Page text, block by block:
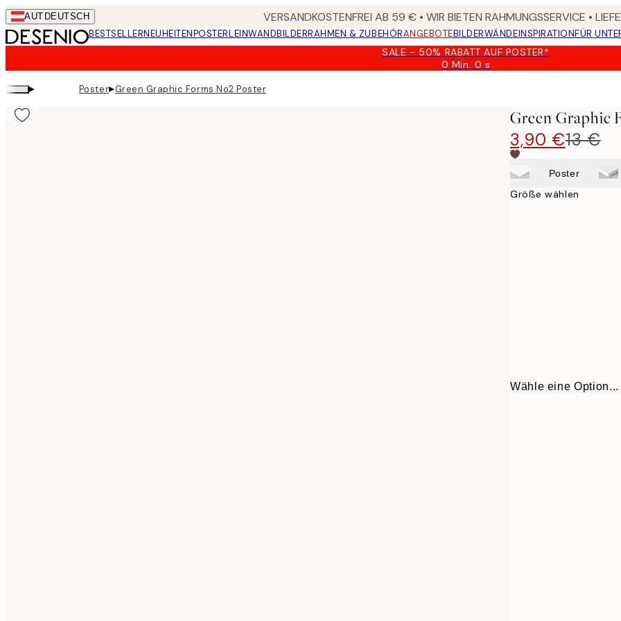
Skip
to
main
AUT DEUTSCH VERSANDKOSTENFREI AB 59 € • WIR BIETEN RAHMUNGSSERVICE •
BESTSELLERNEUHEITENPOSTERLEINWANDBILDERRAHMEN & ZUBEHÖRANGEBOTEBILDERWÄNDEINSPIRATIONFÜR
SALE - 50% RABATT AUF POSTER*
0 Min. 0 s
Gültig
▸ Poster▸Green Graphic Forms No2 Poster
Green Graphic
3,90 €13 €
Poster
Größe wählen
Wähle eine Option...